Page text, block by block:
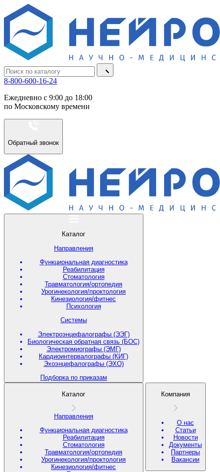
8-800-600-16-24
Ежедневно с 9:00 до 18:00
по Московскому времени
Обратный звонок
Каталог
Направления
Функциональная диагностика
Реабилитация
Стоматология
Травматология/ортопедия
Урогинекология/проктология
Кинезиология/фитнес
Психология
Системы
Электроэнцефалографы (ЭЭГ)
Биологическая обратная связь (БОС)
Электромиографы (ЭМГ)
Кардиоинтервалографы (КИГ)
Эхоэнцефалографы (ЭХО)
Подборка по приказам
Каталог
Направления
Функциональная диагностика
Реабилитация
Стоматология
Травматология/ортопедия
Урогинекология/проктология
Кинезиология/фитнес
Компания
О нас
Статьи
Новости
Документы
Партнеры
Вакансии